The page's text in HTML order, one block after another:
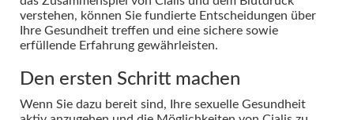
verstehen, können Sie fundierte Entscheidungen über
Ihre Gesundheit treffen und eine sichere sowie
erfüllende Erfahrung gewährleisten.
Den ersten Schritt machen
Wenn Sie dazu bereit sind, Ihre sexuelle Gesundheit